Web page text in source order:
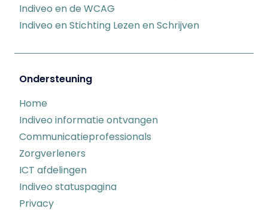
Indiveo en de WCAG
Indiveo en Stichting Lezen en Schrijven
Ondersteuning
Home
Indiveo informatie ontvangen
Communicatieprofessionals
Zorgverleners
ICT afdelingen
Indiveo statuspagina
Privacy